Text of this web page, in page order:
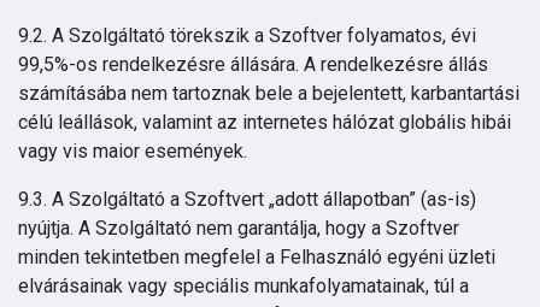
9.2. A Szolgáltató törekszik a Szoftver folyamatos, évi
99,5%-os rendelkezésre állására. A rendelkezésre állás
számításába nem tartoznak bele a bejelentett, karbantartási
célú leállások, valamint az internetes hálózat globális hibái
vagy vis maior események.
9.3. A Szolgáltató a Szoftvert „adott állapotban” (as-is)
nyújtja. A Szolgáltató nem garantálja, hogy a Szoftver
minden tekintetben megfelel a Felhasználó egyéni üzleti
elvárásainak vagy speciális munkafolyamatainak, túl a